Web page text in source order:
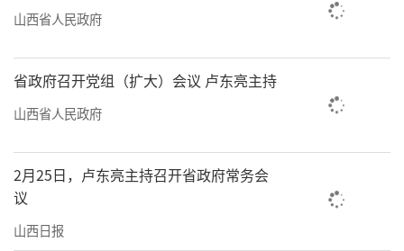
山西省人民政府
省政府召开党组（扩大）会议 卢东亮主持
山西省人民政府
2月25日，卢东亮主持召开省政府常务会
议
山西日报